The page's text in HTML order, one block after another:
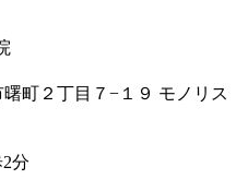
曙町２丁目７−１９ モノリス
分